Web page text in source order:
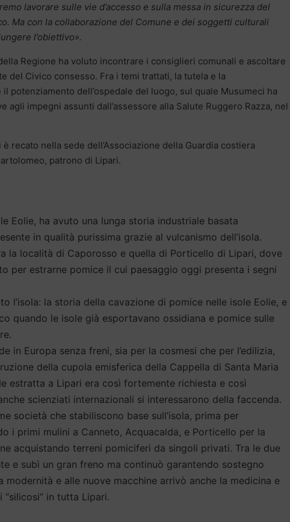
lavorare sulle vie d’accesso e sulla messa in sicurezza del
Ma con la collaborazione del Comune e dei soggetti culturali
l’obiettivo».
Regione ha voluto incontrare i consiglieri comunali e ascoltare
del Civico consesso. Fra i temi trattati, la tutela e la
potenziamento dell’ospedale del luogo, sul quale Musumeci ha
agli impegni assunti dall’assessore alla Salute Ruggero Razza, nel
recato nella sede dell’Associazione della Guardia costiera
patrono di Lipari.
Eolie, ha avuto una lunga storia industriale basata
in qualità purissima grazie al vulcanismo dell’isola.
la località di Caporosso e quella di Porticello di Lipari, dove
per estrarne pomice il cui paesaggio oggi presenta i segni
l’isola: la storia della cavazione di pomice nelle isole Eolie, e
quando le isole già esportavano ossidiana e pomice sulle
in Europa senza freni, sia per la cosmesi che per l’edilizia,
della cupola emisferica della Cappella di Santa Maria
estratta a Lipari era così fortemente richiesta e così
scienziati internazionali si interessarono della faccenda.
società che stabiliscono base sull’isola, prima per
i primi mulini a Canneto, Acquacalda, e Porticello per la
acquistando terreni pomiciferi da singoli privati. Tra le due
e subì un gran freno ma continuò garantendo sostegno
modernità e alle nuove macchine arrivò anche la medicina e
in tutta Lipari.